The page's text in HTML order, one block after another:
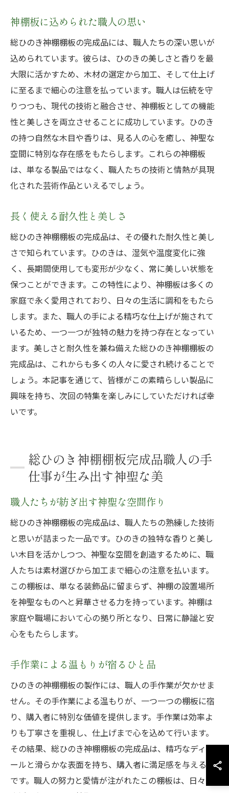
神棚板に込められた職人の思い
総ひのき神棚棚板の完成品には、職人たちの深い思いが
込められています。彼らは、ひのきの美しさと香りを最
大限に活かすため、木材の選定から加工、そして仕上げ
に至るまで細心の注意を払っています。職人は伝統を守
りつつも、現代の技術と融合させ、神棚板としての機能
性と美しさを両立させることに成功しています。ひのき
の持つ自然な木目や香りは、見る人の心を癒し、神聖な
空間に特別な存在感をもたらします。これらの神棚板
は、単なる製品ではなく、職人たちの技術と情熱が具現
化された芸術作品といえるでしょう。
長く使える耐久性と美しさ
総ひのき神棚棚板の完成品は、その優れた耐久性と美し
さで知られています。ひのきは、湿気や温度変化に強
く、長期間使用しても変形が少なく、常に美しい状態を
保つことができます。この特性により、神棚板は多くの
家庭で永く愛用されており、日々の生活に調和をもたら
します。また、職人の手による精巧な仕上げが施されて
いるため、一つ一つが独特の魅力を持つ存在となってい
ます。美しさと耐久性を兼ね備えた総ひのき神棚棚板の
完成品は、これからも多くの人々に愛され続けることで
しょう。本記事を通じて、皆様がこの素晴らしい製品に
興味を持ち、次回の特集を楽しみにしていただければ幸
いです。
総ひのき神棚棚板完成品職人の手
仕事が生み出す神聖な美
職人たちが紡ぎ出す神聖な空間作り
総ひのき神棚棚板の完成品は、職人たちの熟練した技術
と思いが詰まった一品です。ひのきの独特な香りと美し
い木目を活かしつつ、神聖な空間を創造するために、職
人たちは素材選びから加工まで細心の注意を払います。
この棚板は、単なる装飾品に留まらず、神棚の設置場所
を神聖なものへと昇華させる力を持っています。神棚は
家庭や職場において心の拠り所となり、日常に静謐と安
心をもたらします。
手作業による温もりが宿るひと品
ひのきの神棚棚板の製作には、職人の手作業が欠かせま
せん。その手作業による温もりが、一つ一つの棚板に宿
り、購入者に特別な価値を提供します。手作業は効率よ
りも丁寧さを重視し、仕上げまで心を込めて行います。
その結果、総ひのき神棚棚板の完成品は、精巧なディテ
ールと滑らかな表面を持ち、購入者に満足感を与えるの
です。職人の努力と愛情が注がれたこの棚板は、日々の